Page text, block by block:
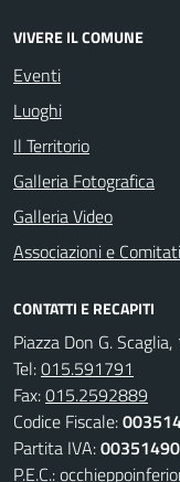
VIVERE IL COMUNE
Eventi
Luoghi
Il Territorio
Galleria Fotografica
Galleria Video
Associazioni e Comitati
CONTATTI E RECAPITI
Piazza Don G.
Tel:015.591791
Fax:015.2592889
Codice Fiscale:
Partita IVA:
P.E.C.: